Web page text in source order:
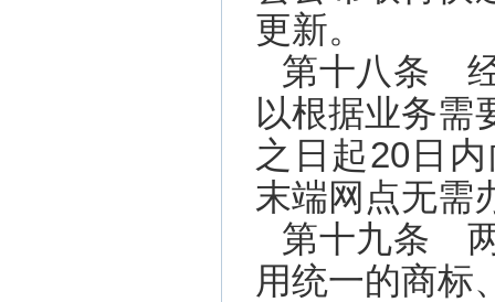
更新。
第十八条
以根据业务需
之日起20日
末端网点无需
第十九条
用统一的商标